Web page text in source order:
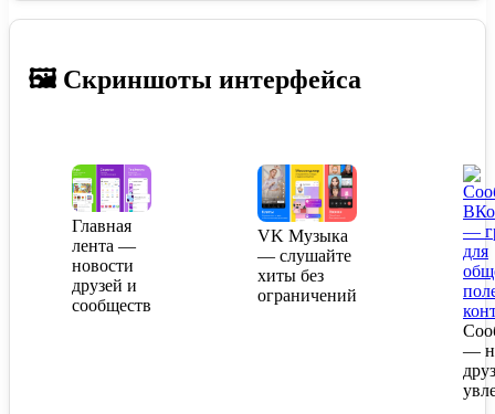
🖼️ Скриншоты интерфейса
Главная
лента —
новости
друзей и
сообществ
VK Музыка
— слушайте
хиты без
ограничений
—